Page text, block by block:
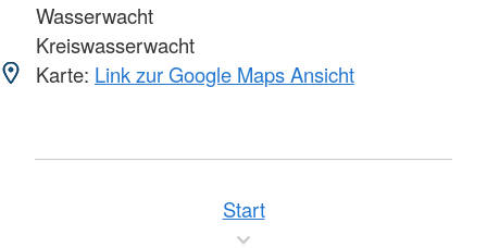
Wasserwacht
Kreiswasserwacht
Karte: Link zur Google Maps Ansicht
Start